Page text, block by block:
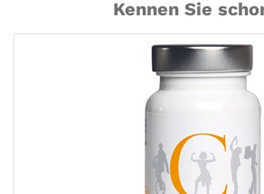
Kennen Sie